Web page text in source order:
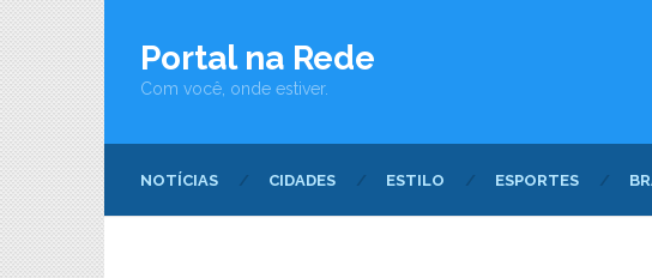
Portal na Rede
Com você, onde estiver.
NOTÍCIAS CIDADES ESTILO ESPORTES